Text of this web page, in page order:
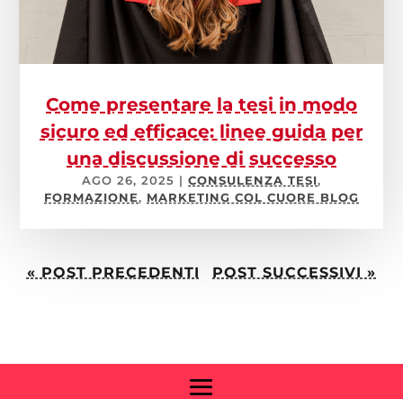
Come presentare la tesi in modo
sicuro ed efficace: linee guida per
una discussione di successo
AGO 26, 2025 | CONSULENZA TESI,
FORMAZIONE, MARKETING COL CUORE BLOG
« POST PRECEDENTI POST SUCCESSIVI »